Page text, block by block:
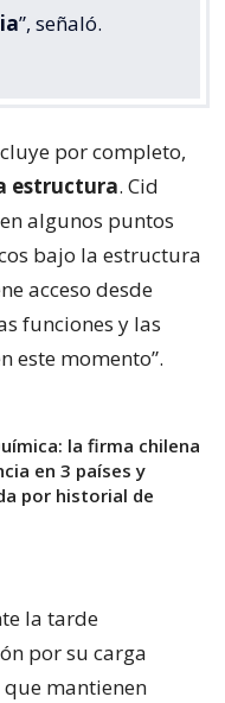
”, señaló.
por completo,
estructura. Cid
algunos puntos
bajo la estructura
acceso desde
funciones y las
este momento”.
la firma chilena
en 3 países y
por historial de
la tarde
por su carga
mantienen